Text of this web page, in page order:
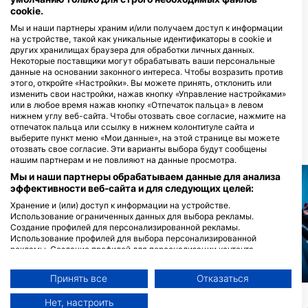
Дайв-центры, обслуживающие этот
дайв-сайт
Finz Dive Center Inc.
6003 Penisular Ave, Suite 4, 33040
Key West, FL - СОЕДИНЕННЫЕ
ШТАТЫ
БЛИЖАЙШИЕ ДАЙВ САЙТЫ
Mares, Predrag Vuckovic
cookie.
Мы и наши партнеры храним и/или получаем доступ к информации
на устройстве, такой как уникальные идентификаторы в cookie и
других хранилищах браузера для обработки личных данных.
Некоторые поставщики могут обрабатывать ваши персональные
данные на основании законного интереса. Чтобы возразить против
этого, откройте «Настройки». Вы можете принять, отклонить или
изменить свои настройки, нажав кнопку «Управление настройками»
или в любое время нажав кнопку «Отпечаток пальца» в левом
нижнем углу веб-сайта. Чтобы отозвать свое согласие, нажмите на
отпечаток пальца или ссылку в нижнем колонтитуле сайта и
выберите пункт меню «Мои данные», на этой странице вы можете
отозвать свое согласие. Эти варианты выбора будут сообщены
нашим партнерам и не повлияют на данные просмотра.
Мы и наши партнеры обрабатываем данные для анализа
эффективности веб-сайта и для следующих целей:
Хранение и (или) доступ к информации на устройстве.
Использование ограниченных данных для выбора рекламы.
Создание профилей для персонализированной рекламы.
Использование профилей для выбора персонализированной
рекламы. Создание профилей для персонализации контента.
контента. Определение эффективности рекламы. Определение
эффективности контента. Понимание аудитории с помощью
статистики или комбинации данных из разных источников.
Разработка и совершенствование сервисов. Использование
Принять все Отказаться
Нет, настроить